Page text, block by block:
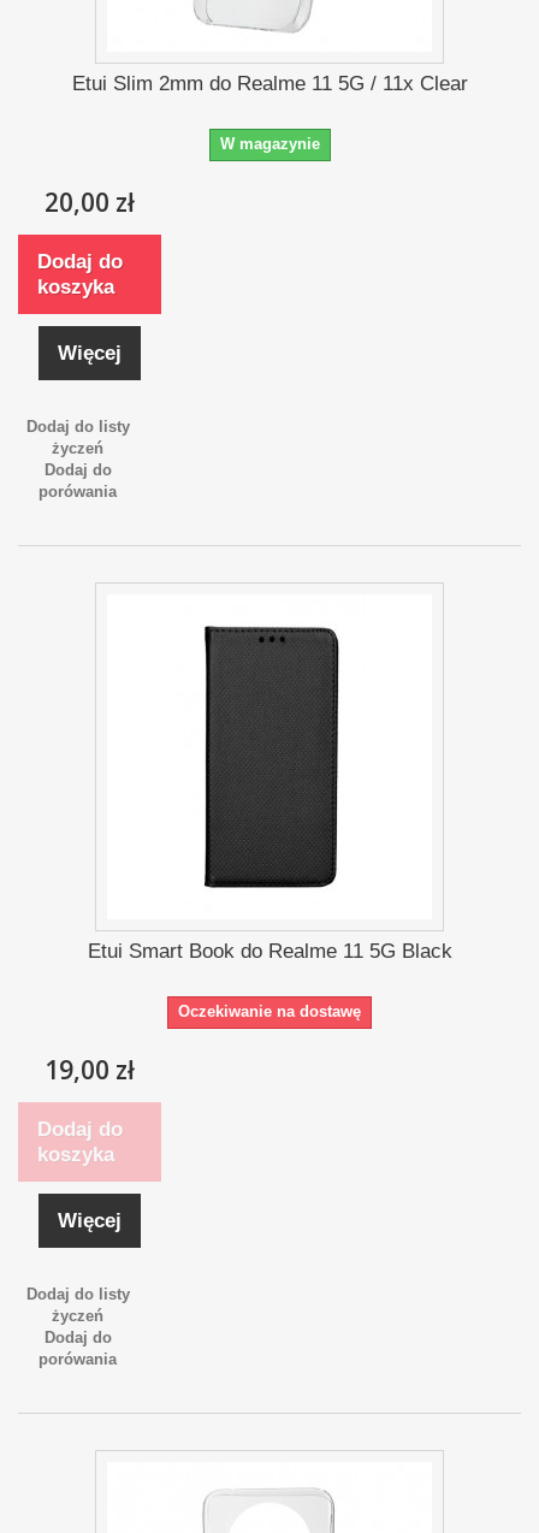
Etui Slim 2mm do Realme 11 5G / 11x Clear
W magazynie
20,00 zł
Dodaj do
koszyka
Więcej
Dodaj do listy
życzeń
Dodaj do
porówania
Etui Smart Book do Realme 11 5G Black
Oczekiwanie na dostawę
19,00 zł
Dodaj do
koszyka
Więcej
Dodaj do listy
życzeń
Dodaj do
porówania